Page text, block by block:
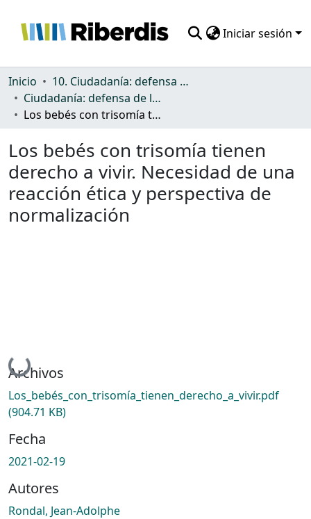
Iniciar sesión
Comunidades
Todo DSpace
Inicio
10. Ciudadanía: defensa de los derechos y discriminación
Ciudadanía: defensa de los derechos y discriminación
Los bebés con trisomía tienen derecho a vivir. Necesidad de una reacción ética y perspectiva de normalización
Los bebés con trisomía tienen
derecho a vivir. Necesidad de una
reacción ética y perspectiva de
normalización
Cargando...
Archivos
Los_bebés_con_trisomía_tienen_derecho_a_vivir.pdf
(904.71 KB)
Fecha
2021-02-19
Autores
Rondal, Jean-Adolphe